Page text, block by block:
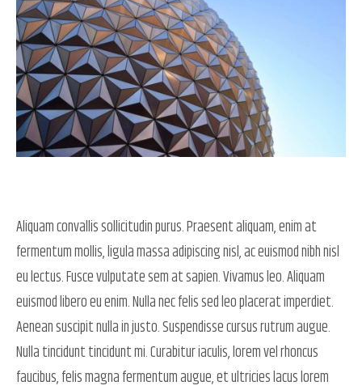
Aliquam convallis sollicitudin purus. Praesent aliquam, enim at
fermentum mollis, ligula massa adipiscing nisl, ac euismod nibh nisl
eu lectus. Fusce vulputate sem at sapien. Vivamus leo. Aliquam
euismod libero eu enim. Nulla nec felis sed leo placerat imperdiet.
Aenean suscipit nulla in justo. Suspendisse cursus rutrum augue.
Nulla tincidunt tincidunt mi. Curabitur iaculis, lorem vel rhoncus
faucibus, felis magna fermentum augue, et ultricies lacus lorem